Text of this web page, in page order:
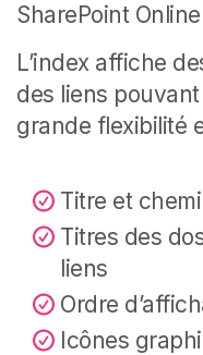
SharePoint
L’index affiche
des liens
grande flexibilité
Titre et
Titres des
liens
Ordre
Icônes